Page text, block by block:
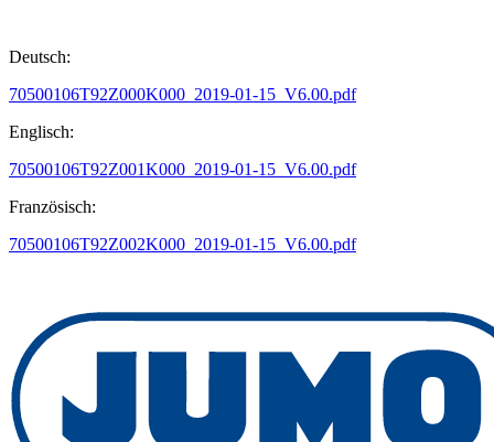
Deutsch:
70500106T92Z000K000_2019-01-15_V6.00.pdf
Englisch:
70500106T92Z001K000_2019-01-15_V6.00.pdf
Französisch:
70500106T92Z002K000_2019-01-15_V6.00.pdf